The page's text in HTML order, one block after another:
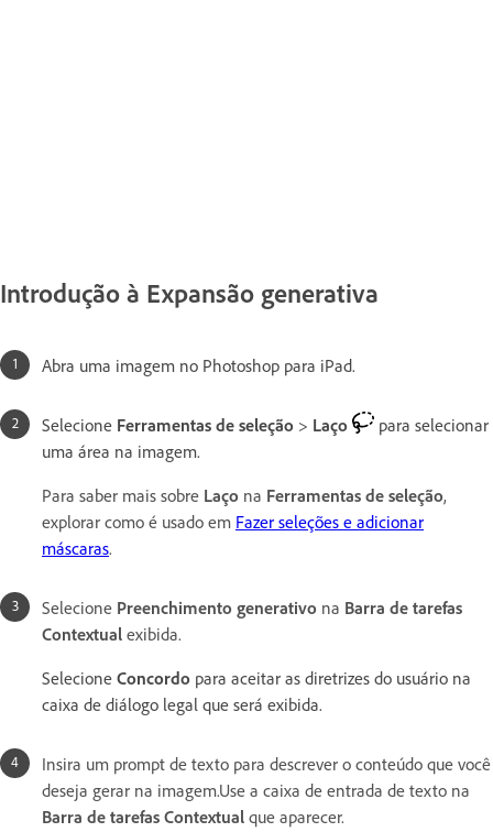
Introdução à Expansão generativa
Abra uma imagem no Photoshop para iPad.
Selecione Ferramentas de seleção > Laço
para selecionar
uma área na imagem.
Para saber mais sobre Laço na Ferramentas de seleção,
explorar como é usado em Fazer seleções e adicionar
máscaras.
Selecione Preenchimento generativo na Barra de tarefas
Contextual exibida.
Selecione Concordo para aceitar as diretrizes do usuário na
caixa de diálogo legal que será exibida.
Insira um prompt de texto para descrever o conteúdo que você
deseja gerar na imagem.Use a caixa de entrada de texto na
Barra de tarefas Contextual que aparecer.